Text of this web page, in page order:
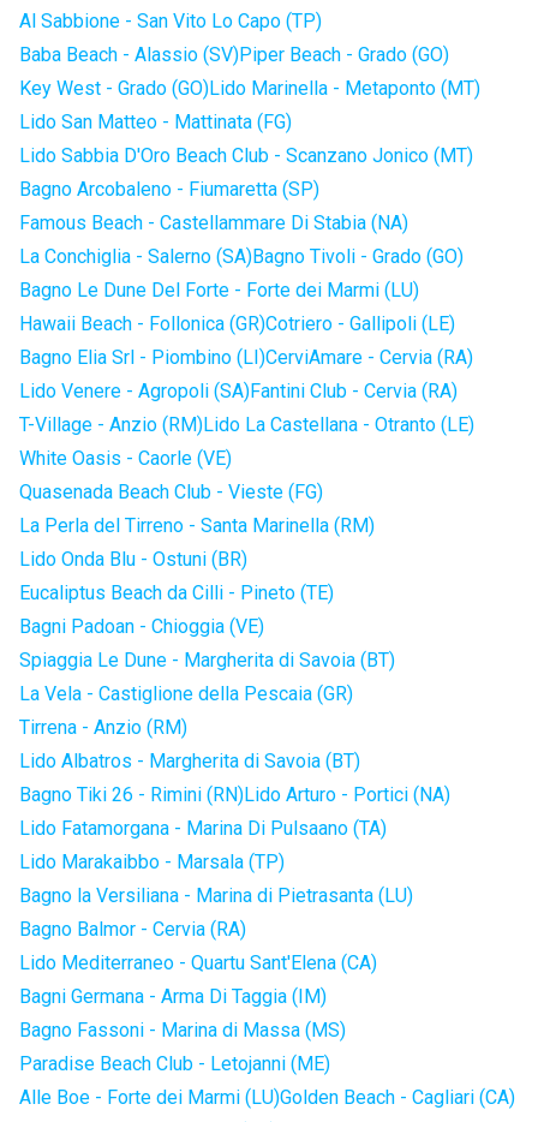
Al Sabbione - San Vito Lo Capo (TP)
Baba Beach - Alassio (SV)Piper Beach - Grado (GO)
Key West - Grado (GO)Lido Marinella - Metaponto (MT)
Lido San Matteo - Mattinata (FG)
Lido Sabbia D'Oro Beach Club - Scanzano Jonico (MT)
Bagno Arcobaleno - Fiumaretta (SP)
Famous Beach - Castellammare Di Stabia (NA)
La Conchiglia - Salerno (SA)Bagno Tivoli - Grado (GO)
Bagno Le Dune Del Forte - Forte dei Marmi (LU)
Hawaii Beach - Follonica (GR)Cotriero - Gallipoli (LE)
Bagno Elia Srl - Piombino (LI)CerviAmare - Cervia (RA)
Lido Venere - Agropoli (SA)Fantini Club - Cervia (RA)
T-Village - Anzio (RM)Lido La Castellana - Otranto (LE)
White Oasis - Caorle (VE)
Quasenada Beach Club - Vieste (FG)
La Perla del Tirreno - Santa Marinella (RM)
Lido Onda Blu - Ostuni (BR)
Eucaliptus Beach da Cilli - Pineto (TE)
Bagni Padoan - Chioggia (VE)
Spiaggia Le Dune - Margherita di Savoia (BT)
La Vela - Castiglione della Pescaia (GR)
Tirrena - Anzio (RM)
Lido Albatros - Margherita di Savoia (BT)
Bagno Tiki 26 - Rimini (RN)Lido Arturo - Portici (NA)
Lido Fatamorgana - Marina Di Pulsaano (TA)
Lido Marakaibbo - Marsala (TP)
Bagno la Versiliana - Marina di Pietrasanta (LU)
Bagno Balmor - Cervia (RA)
Lido Mediterraneo - Quartu Sant'Elena (CA)
Bagni Germana - Arma Di Taggia (IM)
Bagno Fassoni - Marina di Massa (MS)
Paradise Beach Club - Letojanni (ME)
Alle Boe - Forte dei Marmi (LU)Golden Beach - Cagliari (CA)